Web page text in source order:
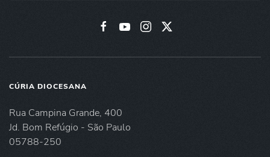
CÚRIA DIOCESANA
Rua Campina Grande, 400
Jd. Bom Refúgio - São Paulo
05788-250